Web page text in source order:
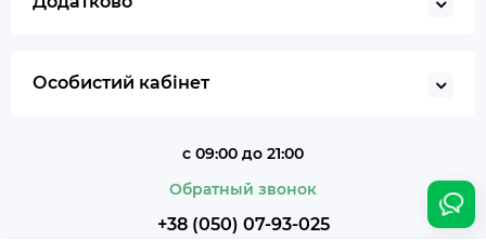
Особистий кабінет
с 09:00 до 21:00
Обратный звонок
+38 (050) 07-93-025